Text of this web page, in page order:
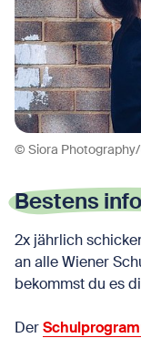
© Siora
Bestens
2x jährlich
an alle Wiener
bekommst du es
Der